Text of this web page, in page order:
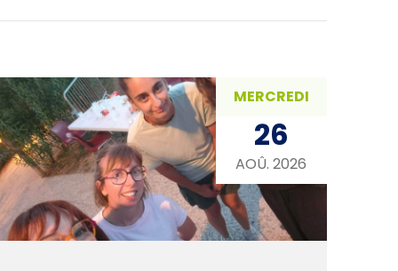
MERCREDI
26
AOÛ. 2026